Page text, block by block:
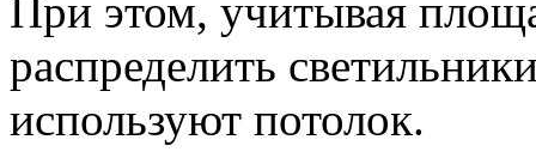
При этом, учитывая
распределить
используют потолок.